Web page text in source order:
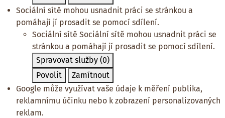
Sociální sítě mohou usnadnit práci se stránkou a
pomáhají jí prosadit se pomocí sdílení.
Sociální sítě Sociální sítě mohou usnadnit práci se
stránkou a pomáhají jí prosadit se pomocí sdílení.
Spravovat služby (0)
Povolit
Zamítnout
Google může využívat vaše údaje k měření publika,
reklamnímu účinku nebo k zobrazení personalizovaných
reklam.